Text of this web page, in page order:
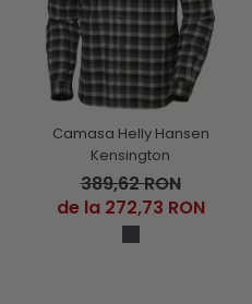
Camasa Helly Hansen
Kensington
389,62 RON
de la 272,73 RON